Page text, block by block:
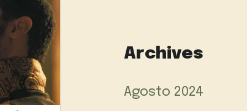
Archives
Agosto 2024